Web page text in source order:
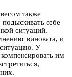
также
себе
ситуаций.
виновата, и
У
им